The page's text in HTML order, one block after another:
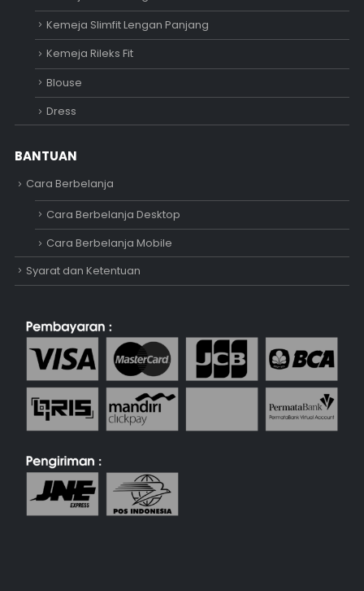
Kemeja Slimfit Lengan Panjang
Kemeja Rileks Fit
Blouse
Dress
BANTUAN
Cara Berbelanja
Cara Berbelanja Desktop
Cara Berbelanja Mobile
Syarat dan Ketentuan